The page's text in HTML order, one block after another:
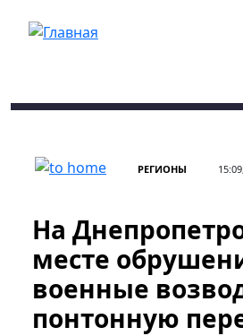
РЕГИОНЫ
На
месте
военные
понтонную